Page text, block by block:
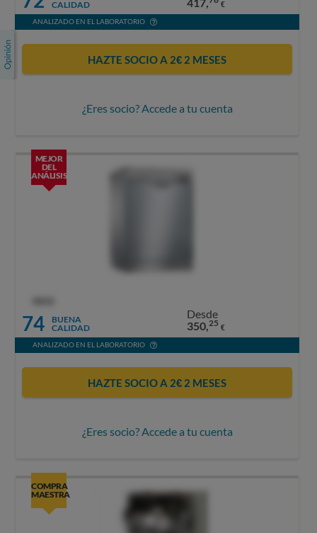
CALIDAD
€
ANALIZADO EN EL LABORATORIO
HAZTE SOCIO A 2€ 2 MESES
¿Eres socio? Accede a tu cuenta
MEJOR
DEL
ANÁLISIS
74
BUENA
CALIDAD
Desde
350,25 €
ANALIZADO EN EL LABORATORIO
HAZTE SOCIO A 2€ 2 MESES
¿Eres socio? Accede a tu cuenta
COMPRA
MAESTRA